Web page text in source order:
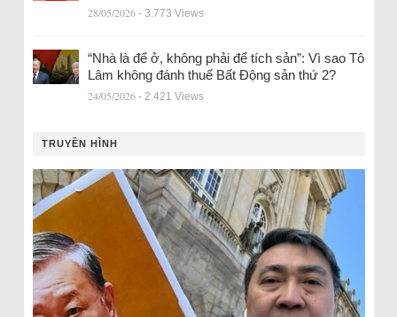
28/05/2026 - 3.773 Views
“Nhà là để ở, không phải để tích sản”: Vì sao Tô
Lâm không đánh thuế Bất Động sản thứ 2?
24/05/2026 - 2.421 Views
TRUYỀN HÌNH